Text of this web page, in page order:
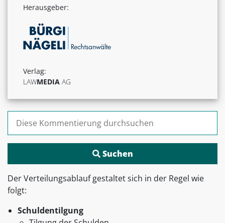
Herausgeber:
Verlag:
LAWMEDIA AG
Suchen nach:
Der Verteilungsablauf gestaltet sich in der Regel wie
folgt:
Schuldentilgung